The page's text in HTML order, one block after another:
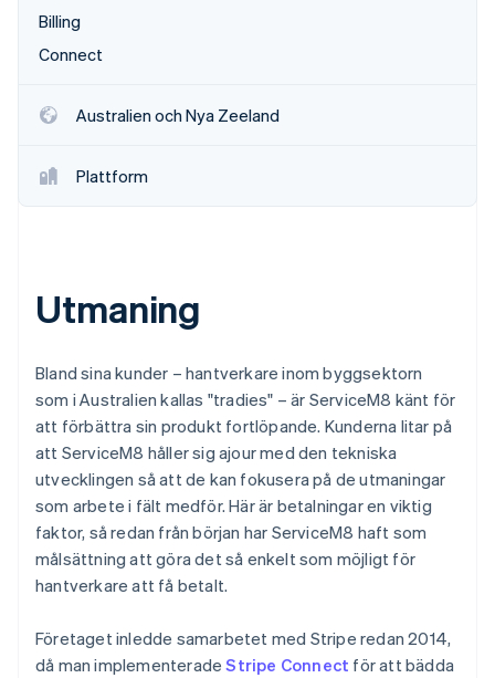
Billing
Connect
Australien och Nya Zeeland
Plattform
Utmaning
Bland sina kunder – hantverkare inom byggsektorn
som i Australien kallas "tradies" – är ServiceM8 känt för
att förbättra sin produkt fortlöpande. Kunderna litar på
att ServiceM8 håller sig ajour med den tekniska
utvecklingen så att de kan fokusera på de utmaningar
som arbete i fält medför. Här är betalningar en viktig
faktor, så redan från början har ServiceM8 haft som
målsättning att göra det så enkelt som möjligt för
hantverkare att få betalt.
Företaget inledde samarbetet med Stripe redan 2014,
då man implementeradeStripe Connect för att bädda